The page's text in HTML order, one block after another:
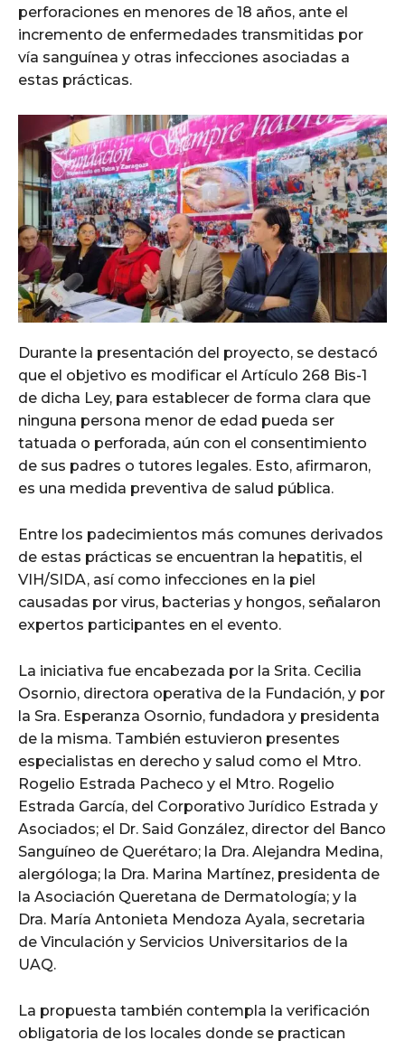
perforaciones en menores de 18 años, ante el
incremento de enfermedades transmitidas por
vía sanguínea y otras infecciones asociadas a
estas prácticas.
Durante la presentación del proyecto, se destacó
que el objetivo es modificar el Artículo 268 Bis-1
de dicha Ley, para establecer de forma clara que
ninguna persona menor de edad pueda ser
tatuada o perforada, aún con el consentimiento
de sus padres o tutores legales. Esto, afirmaron,
es una medida preventiva de salud pública.
Entre los padecimientos más comunes derivados
de estas prácticas se encuentran la hepatitis, el
VIH/SIDA, así como infecciones en la piel
causadas por virus, bacterias y hongos, señalaron
expertos participantes en el evento.
La iniciativa fue encabezada por la Srita. Cecilia
Osornio, directora operativa de la Fundación, y por
la Sra. Esperanza Osornio, fundadora y presidenta
de la misma. También estuvieron presentes
especialistas en derecho y salud como el Mtro.
Rogelio Estrada Pacheco y el Mtro. Rogelio
Estrada García, del Corporativo Jurídico Estrada y
Asociados; el Dr. Said González, director del Banco
Sanguíneo de Querétaro; la Dra. Alejandra Medina,
alergóloga; la Dra. Marina Martínez, presidenta de
la Asociación Queretana de Dermatología; y la
Dra. María Antonieta Mendoza Ayala, secretaria
de Vinculación y Servicios Universitarios de la
UAQ.
La propuesta también contempla la verificación
obligatoria de los locales donde se practican